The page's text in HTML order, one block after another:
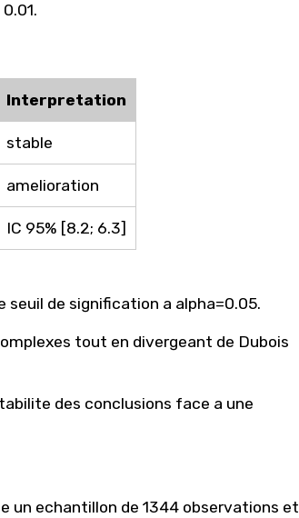
Interpretation
stable
amelioration
IC 95% [8.2; 6.3]
de signification a alpha=0.05.
tout en divergeant de Dubois
des conclusions face a une
un echantillon de 1344 observations et